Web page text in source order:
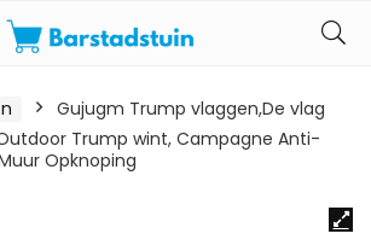
Gujugm Trump vlaggen,De vlag
Trump wint, Campagne Anti-
Opknoping